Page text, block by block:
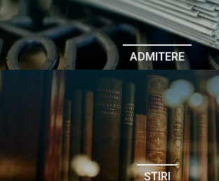
Admitere
Erasmus & Internațional
Despre Facultate
ADMITERE
ȘTIRI